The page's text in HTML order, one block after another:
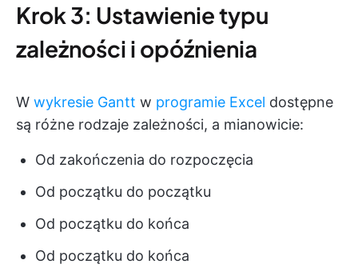
Krok 3: Ustawienie typu
zależności i opóźnienia
W wykresie Gantt w programie Excel dostępne
są różne rodzaje zależności, a mianowicie:
Od zakończenia do rozpoczęcia
Od początku do początku
Od początku do końca
Od początku do końca